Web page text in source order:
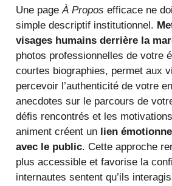
Une pageÀ Propos efficace ne
simple descriptif institutionnel.
visages humains derrière la
photos professionnelles de votre
courtes biographies, permet aux
percevoir l’authenticité de votre
anecdotes sur le parcours de
défis rencontrés et les
animent créent un lien
avec le public. Cette approche
plus accessible et favorise la
internautes sentent qu’ils